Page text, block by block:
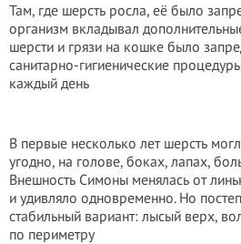
Там, где шерсть росла, её было
организм вкладывал
шерсти и грязи на кошке было
санитарно-гигиенические
каждый день
В первые несколько лет шерсть
угодно, на голове, боках, лапах,
Внешность Симоны менялась от
и удивляло одновременно. Но
стабильный вариант: лысый верх,
по периметру